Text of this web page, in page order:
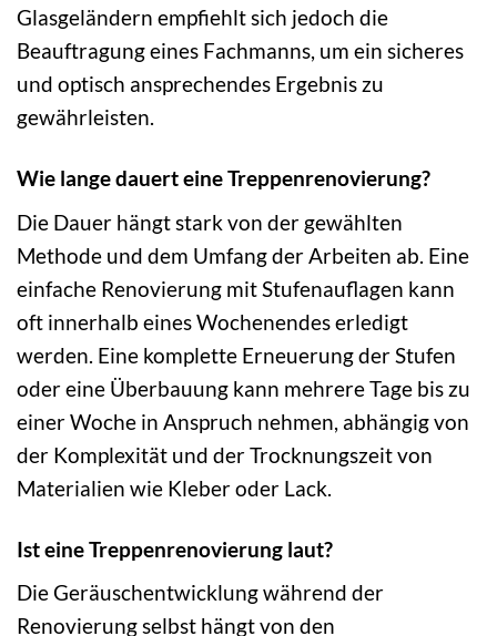
Glasgeländern empfiehlt sich jedoch die
Beauftragung eines Fachmanns, um ein sicheres
und optisch ansprechendes Ergebnis zu
gewährleisten.
Wie lange dauert eine Treppenrenovierung?
Die Dauer hängt stark von der gewählten
Methode und dem Umfang der Arbeiten ab. Eine
einfache Renovierung mit Stufenauflagen kann
oft innerhalb eines Wochenendes erledigt
werden. Eine komplette Erneuerung der Stufen
oder eine Überbauung kann mehrere Tage bis zu
einer Woche in Anspruch nehmen, abhängig von
der Komplexität und der Trocknungszeit von
Materialien wie Kleber oder Lack.
Ist eine Treppenrenovierung laut?
Die Geräuschentwicklung während der
Renovierung selbst hängt von den